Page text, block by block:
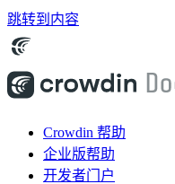
跳转到内容
Crowdin 帮助
企业版帮助
开发者门户